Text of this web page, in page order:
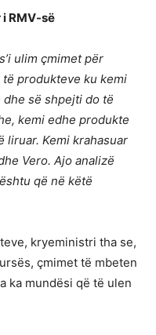
RMV-së
ulim çmimet për
produkteve ku kemi
së shpejti do të
kemi edhe produkte
liruar. Kemi krahasuar
Vero. Ajo analizë
që në këtë
kryeministri tha se,
çmimet të mbeten
ka mundësi që të ulen